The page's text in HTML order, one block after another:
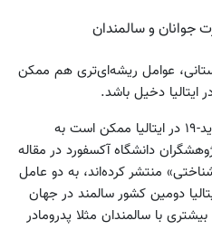
جوانان و سالمندان
عوامل ریشه‌ای‌تری هم ممکن
میزان بالای مرگ‌ومیر ناشی از کووید-۱۹ در ایتالیا ممکن است به
دانشگاه آکسفورد در مقاله
منتشر کرده‌اند، به دو عامل
دومین کشور سالمند در جهان
با سالمندان مثلا پدرومادر